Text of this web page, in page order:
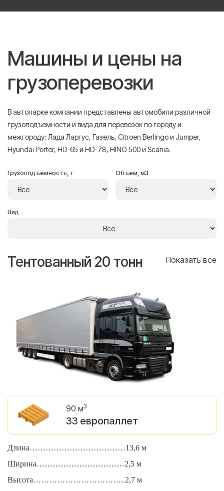
Машины и цены на
грузоперевозки
В автопарке компании представлены автомобили различной
грузоподъёмности и вида для перевозок по городу и
межгороду: Лада Ларгус, Газель, Citroen Berlingo и Jumper,
Hyundai Porter, HD-65 и HD-78, HINO 500 и Scania.
Грузоподъёмность, т Объём, м3
Вид
Тентованный 20 тонн Показать все
90 м3
33 европаллет
Длина………………………………13,6 м
Ширина……………………………2,5 м
Высота……………………………..2,7 м